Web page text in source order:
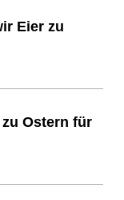
Eier zu
Ostern für